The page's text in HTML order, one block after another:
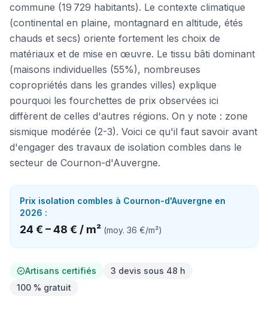
commune (19 729 habitants). Le contexte climatique
(continental en plaine, montagnard en altitude, étés
chauds et secs) oriente fortement les choix de
matériaux et de mise en œuvre. Le tissu bâti dominant
(maisons individuelles (55%), nombreuses
copropriétés dans les grandes villes) explique
pourquoi les fourchettes de prix observées ici
diffèrent de celles d'autres régions. On y note : zone
sismique modérée (2-3). Voici ce qu'il faut savoir avant
d'engager des travaux de isolation combles dans le
secteur de Cournon-d'Auvergne.
Prix isolation combles à Cournon-d'Auvergne en
2026 :
24 € –48 € / m² (moy. 36 €/m²)
Artisans certifiés
3 devis sous 48 h
100 % gratuit